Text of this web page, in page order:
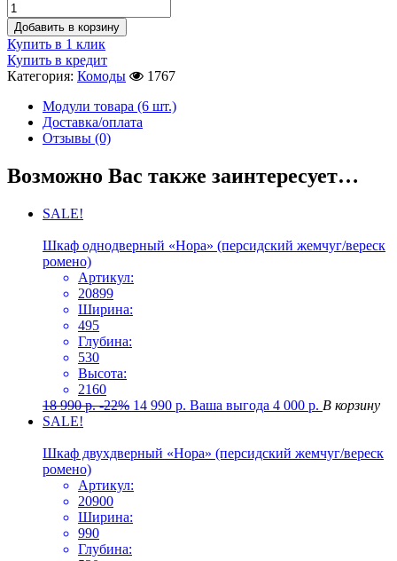
Добавить в корзину
Купить в 1 клик
Купить в кредит
Категория: Комоды
1767
Модули товара (6 шт.)
Доставка/оплата
Отзывы (0)
Возможно Вас также заинтересует…
SALE!
Шкаф однодверный «Нора» (персидский жемчуг/вереск
ромено)
Артикул:
20899
Ширина:
495
Глубина:
530
Высота:
2160
18 990р. -22% 14 990 р. Ваша выгода 4 000 р. В корзину
SALE!
Шкаф двухдверный «Нора» (персидский жемчуг/вереск
ромено)
Артикул:
20900
Ширина:
990
Глубина: